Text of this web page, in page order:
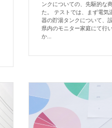
ンクについての、先駆的な
た。 テストでは、まず電気
器の貯湯タンクについて、
県内のモニター家庭にて行
か...